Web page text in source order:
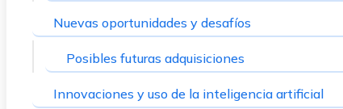
Nuevas oportunidades y desafíos
Posibles futuras adquisiciones
Innovaciones y uso de la inteligencia artificial